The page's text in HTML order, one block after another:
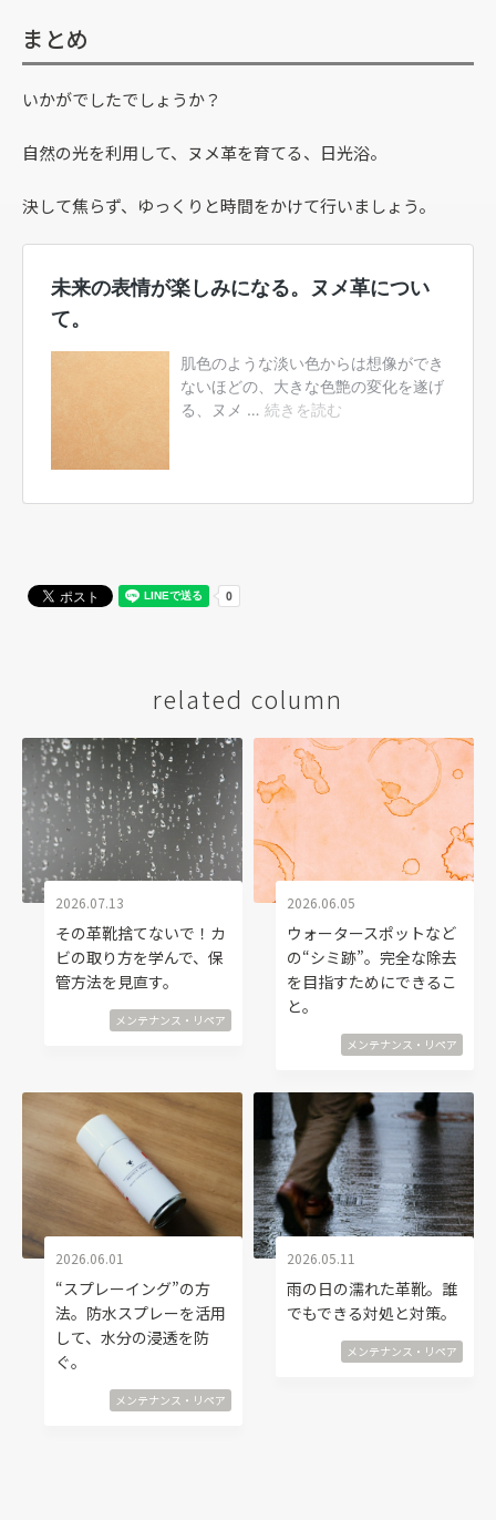
まとめ
いかがでしたでしょうか？
自然の光を利用して、ヌメ革を育てる、日光浴。
決して焦らず、ゆっくりと時間をかけて行いましょう。
related column
2026.07.13
その革靴捨てないで！カ
ビの取り方を学んで、保
管方法を見直す。
メンテナンス・リペア
2026.06.05
ウォータースポットなど
の“シミ跡”。完全な除去
を目指すためにできるこ
と。
メンテナンス・リペア
2026.06.01
“スプレーイング”の方
法。防水スプレーを活用
して、水分の浸透を防
ぐ。
メンテナンス・リペア
2026.05.11
雨の日の濡れた革靴。誰
でもできる対処と対策。
メンテナンス・リペア